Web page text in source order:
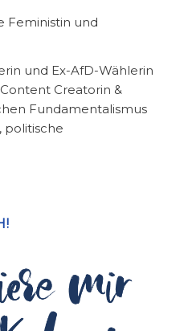
Feministin und
und Ex-AfD-Wählerin
Creatorin &
Fundamentalismus
politische